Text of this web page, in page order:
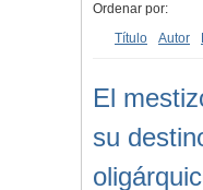
Ordenar por:
Título
Autor
El
su